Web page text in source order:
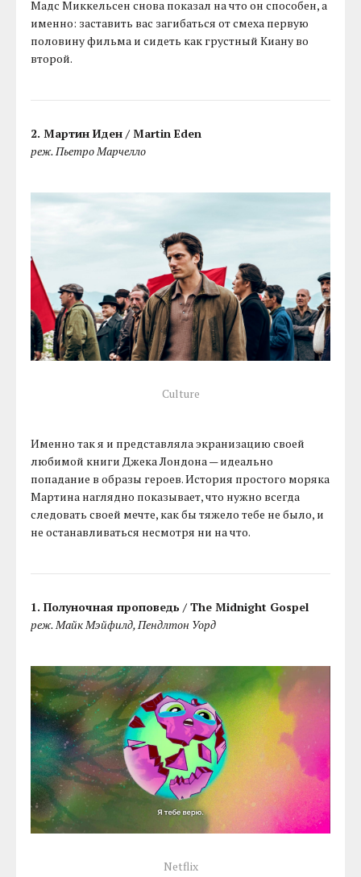
Мадс Миккельсен снова показал на что он способен, а
именно: заставить вас загибаться от смеха первую
половину фильма и сидеть как грустный Киану во
второй.
2. Мартин Иден / Martin Eden
реж. Пьетро Марчелло
Culture
Именно так я и представляла экранизацию своей
любимой книги Джека Лондона — идеально
попадание в образы героев. История простого моряка
Мартина наглядно показывает, что нужно всегда
следовать своей мечте, как бы тяжело тебе не было, и
не останавливаться несмотря ни на что.
1. Полуночная проповедь / The Midnight Gospel
реж. Майк Мэйфилд, Пендлтон Уорд
Netflix